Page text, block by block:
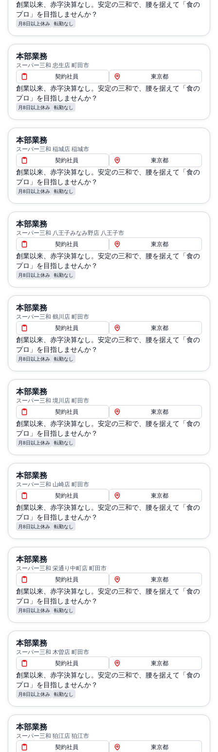
創業以来、赤字決算なし。安定の三和で、腰を据えて「食の
プロ」を目指しませんか？
月8日以上休み 転勤なし
本部業務
スーパー三和 忠生店 町田市
契約社員
東京都
創業以来、赤字決算なし。安定の三和で、腰を据えて「食の
プロ」を目指しませんか？
月8日以上休み 転勤なし
本部業務
スーパー三和 稲城店 稲城市
契約社員
東京都
創業以来、赤字決算なし。安定の三和で、腰を据えて「食の
プロ」を目指しませんか？
月8日以上休み 転勤なし
本部業務
スーパー三和 八王子みなみ野店 八王子市
契約社員
東京都
創業以来、赤字決算なし。安定の三和で、腰を据えて「食の
プロ」を目指しませんか？
月8日以上休み 転勤なし
本部業務
スーパー三和 鶴川店 町田市
契約社員
東京都
創業以来、赤字決算なし。安定の三和で、腰を据えて「食の
プロ」を目指しませんか？
月8日以上休み 転勤なし
本部業務
スーパー三和 境川店 町田市
契約社員
東京都
創業以来、赤字決算なし。安定の三和で、腰を据えて「食の
プロ」を目指しませんか？
月8日以上休み 転勤なし
本部業務
スーパー三和 山崎店 町田市
契約社員
東京都
創業以来、赤字決算なし。安定の三和で、腰を据えて「食の
プロ」を目指しませんか？
月8日以上休み 転勤なし
本部業務
スーパー三和 栄通り中町店 町田市
契約社員
東京都
創業以来、赤字決算なし。安定の三和で、腰を据えて「食の
プロ」を目指しませんか？
月8日以上休み 転勤なし
本部業務
スーパー三和 木曽店 町田市
契約社員
東京都
創業以来、赤字決算なし。安定の三和で、腰を据えて「食の
プロ」を目指しませんか？
月8日以上休み 転勤なし
本部業務
スーパー三和 狛江店 狛江市
契約社員
東京都